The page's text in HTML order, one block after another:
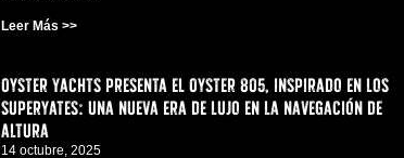
Leer Más >>
Oyster Yachts presenta el Oyster 805, inspirado en los
superyates: una nueva era de lujo en la navegación de
altura
14 octubre, 2025